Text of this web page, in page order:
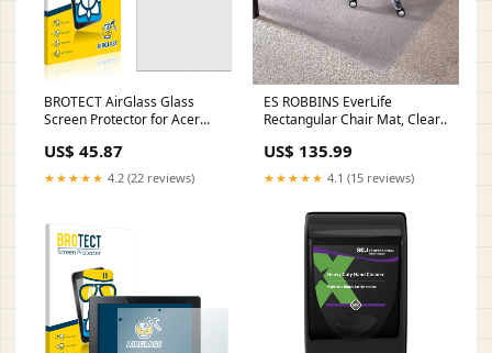
BROTECT AirGlass Glass
Screen Protector for Acer
ca1105ng
US$ 45.87
★★★★★ 4.2 (22 reviews)
ES ROBBINS EverLife
Rectangular Chair Mat, Clear,
US$ 135.99
★★★★★ 4.1 (15 reviews)